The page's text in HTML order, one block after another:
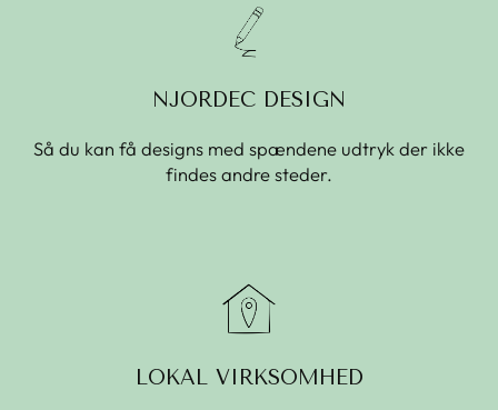
NJORDEC DESIGN
Så du kan få designs med spændene udtryk der ikke
findes andre steder.
LOKAL VIRKSOMHED